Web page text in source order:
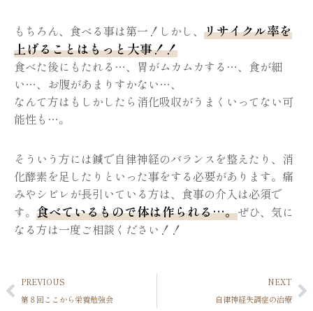
もちろん、食べる事は第一！しかし、 リサイクル率を
上げることはもっと大事！！
食べた後にもたれる…、胃がムカムカする…、食が細
い…、お腹があまりすかない…、
なんて方はもしかしたら消化吸収がうまくいってない可
能性も…。
そういう方には鍼で自律神経のバランスを整えたり、消
化酵素を足したりといった事をする必要があります。痛
みやシビレが長引いている方は、食事の介入は必須で
す。 食べているもので体は作られる…。ぜひ、気に
なる方は一度ご相談ください！！
PREVIOUS
第８回ここから栄養勉強会
NEXT
自律神経失調症の治療